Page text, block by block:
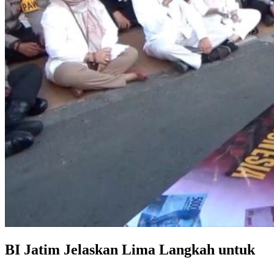
BI Jatim Jelaskan Lima Langkah untuk